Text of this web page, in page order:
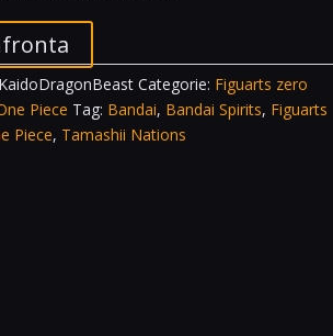
Categorie: Figuarts zero
Piece Tag: Bandai, Bandai Spirits, Figuarts
Piece, Tamashii Nations